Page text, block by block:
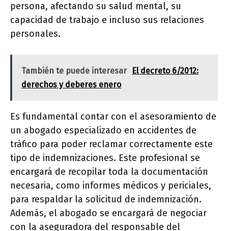
persona, afectando su salud mental, su
capacidad de trabajo e incluso sus relaciones
personales.
También te puede interesar
El decreto 6/2012:
derechos y deberes enero
Es fundamental contar con el asesoramiento de
un abogado especializado en accidentes de
tráfico para poder reclamar correctamente este
tipo de indemnizaciones. Este profesional se
encargará de recopilar toda la documentación
necesaria, como informes médicos y periciales,
para respaldar la solicitud de indemnización.
Además, el abogado se encargará de negociar
con la aseguradora del responsable del